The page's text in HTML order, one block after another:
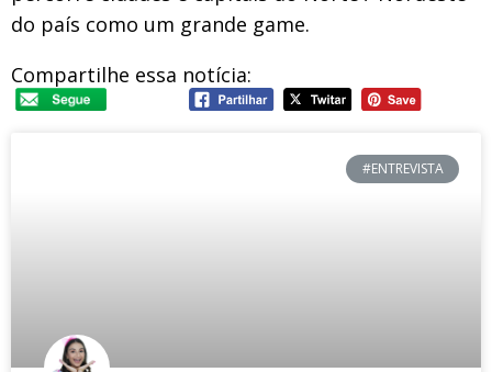
do país como um grande game.
Compartilhe essa notícia:
#ENTREVISTA